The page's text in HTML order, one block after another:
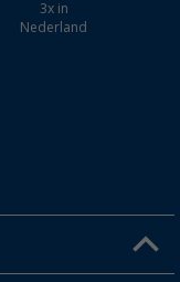
3x in
Nederland